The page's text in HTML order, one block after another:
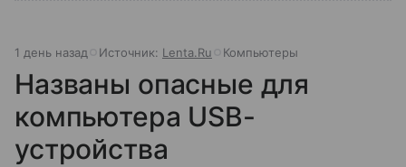
1 день назад Источник: Lenta.Ru Компьютеры
Названы опасные для
компьютера USB-
устройства